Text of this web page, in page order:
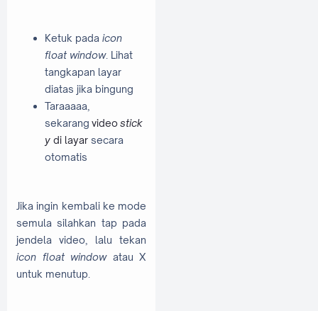
Ketuk pada icon
float window. Lihat
tangkapan layar
diatas jika bingung
Taraaaaa,
sekarang videostick
y di layar secara
otomatis
Jika ingin kembali ke mode
semula silahkan tap pada
jendela video, lalu tekan
icon float windowatau X
untuk menutup.